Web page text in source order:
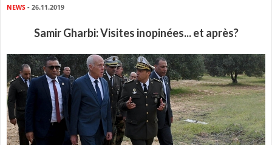
NEWS - 26.11.2019
Samir Gharbi: Visites inopinées... et après?